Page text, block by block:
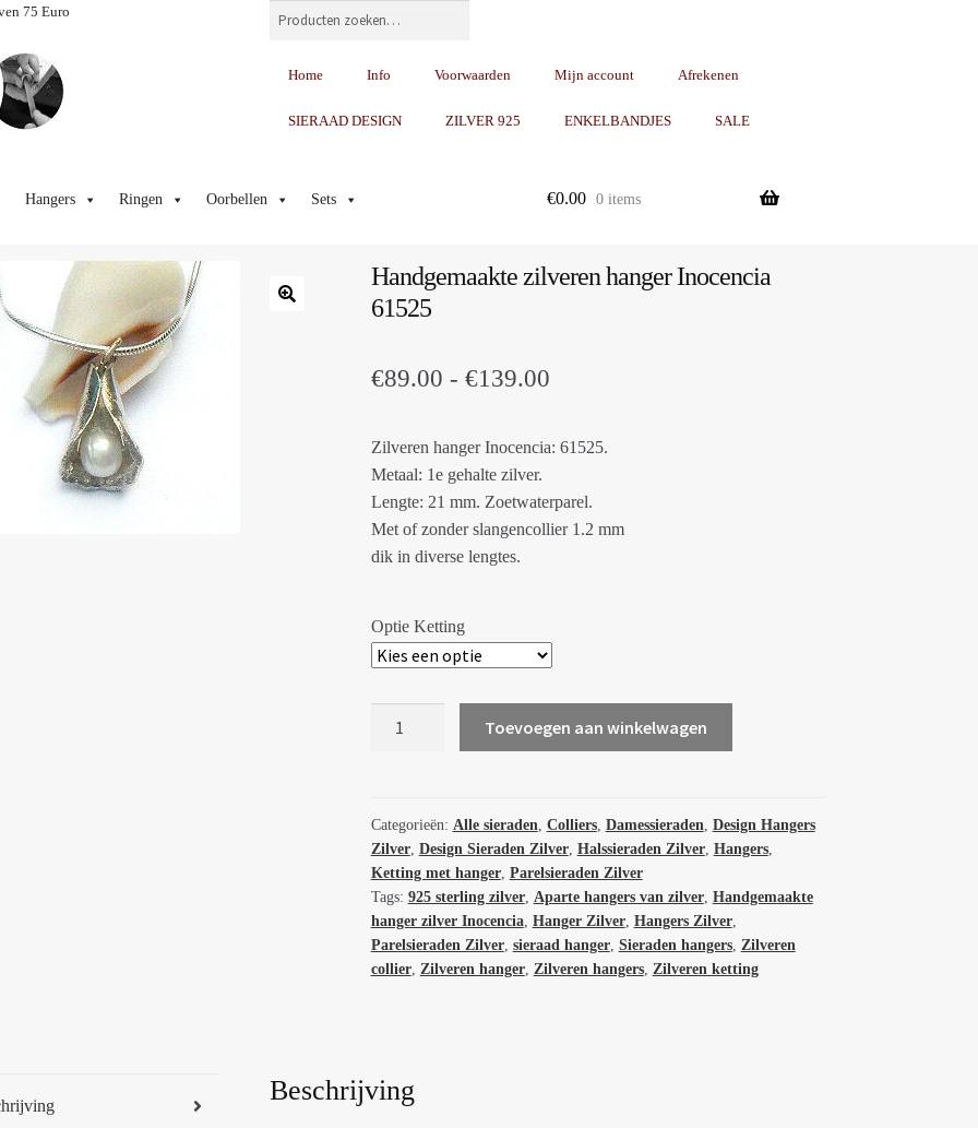
75 Euro Zoeken
Home Info Voorwaarden Mijn account Afrekenen
SIERAAD DESIGN ZILVER 925 ENKELBANDJES SALE
Hangers Ringen Oorbellen Sets €0.00 0 items
Handgemaakte zilveren hanger Inocencia
61525
€89.00 - €139.00Prijsklasse:
tot
€139.00
Zilveren hanger Inocencia: 61525.
Metaal: 1e gehalte zilver.
Lengte: 21 mm. Zoetwaterparel.
Met of zonder slangencollier 1.2 mm
dik in diverse lengtes.
Optie Ketting
61525
aantal
Toevoegen aan winkelwagen
Categorieën: Alle sieraden, Colliers, Damessieraden, Design Hangers
Zilver, Design Sieraden Zilver, Halssieraden Zilver, Hangers,
Ketting met hanger, Parelsieraden Zilver
Tags: 925 sterling zilver, Aparte hangers van zilver, Handgemaakte
hanger zilver Inocencia, Hanger Zilver, Hangers Zilver,
Parelsieraden Zilver, sieraad hanger, Sieraden hangers, Zilveren
collier, Zilveren hanger, Zilveren hangers, Zilveren ketting
Beschrijving